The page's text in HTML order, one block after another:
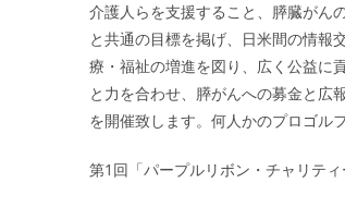
介護人らを支援すること、膵臓がん
と共通の目標を掲げ、日米間の情報
療・福祉の増進を図り、広く公益に
と力を合わせ、膵がんへの募金と広
を開催致します。何人かのプロゴル
第1回「パープルリボン・チャリテ